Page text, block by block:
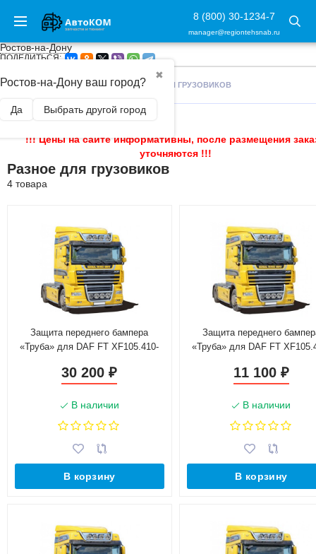
8 (800) 30-1234-7
manager@regiontehsnab.ru
Ростов-на-Дону
✖
Ростов-на-Дону ваш город?
Да Выбрать другой город
ПОДЕЛИТЬСЯ:
ГЛАВНАЯ / ГРУЗОВИКИ / РАЗНОЕ ДЛЯ ГРУЗОВИКОВ
!!! Цены на сайте информативны, после размещения
уточняются !!!
Разное для грузовиков
4 товара
Защита переднего бампера
«Труба» для DAF FT XF105.410-
30 200₽
В наличии
В корзину
Защита переднего
«Труба» для DAF FT
11 100 ₽
В наличии
В корзину